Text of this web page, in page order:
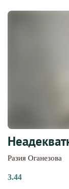
Разия Оганезова
3.44